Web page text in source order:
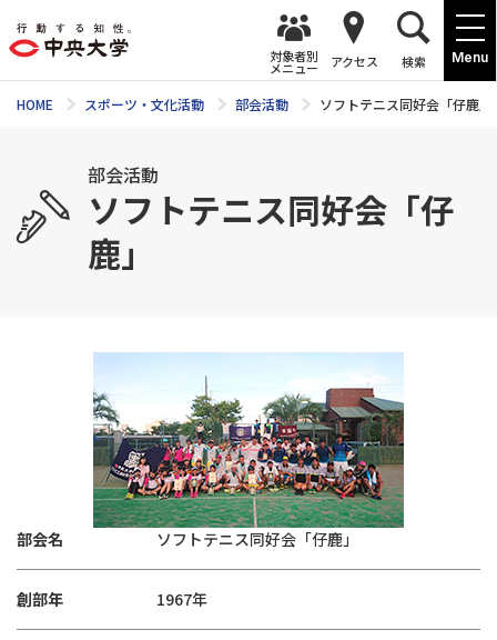
Menu
対象者別
メニュー アクセス 検索
HOME スポーツ・文化活動 部会活動 ソフトテニス同好会「仔鹿」
部会活動
ソフトテニス同好会「仔
鹿」
部会名 ソフトテニス同好会「仔鹿」
創部年 1967年